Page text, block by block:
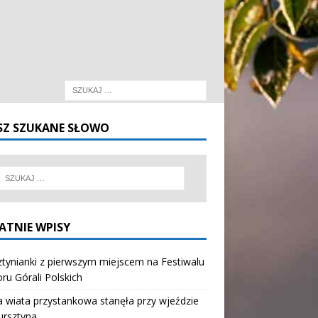
SZUKANE SŁOWO
WPISY
z pierwszym miejscem na Festiwalu
Górali Polskich
wiata przystankowa stanęła przy wjeździe